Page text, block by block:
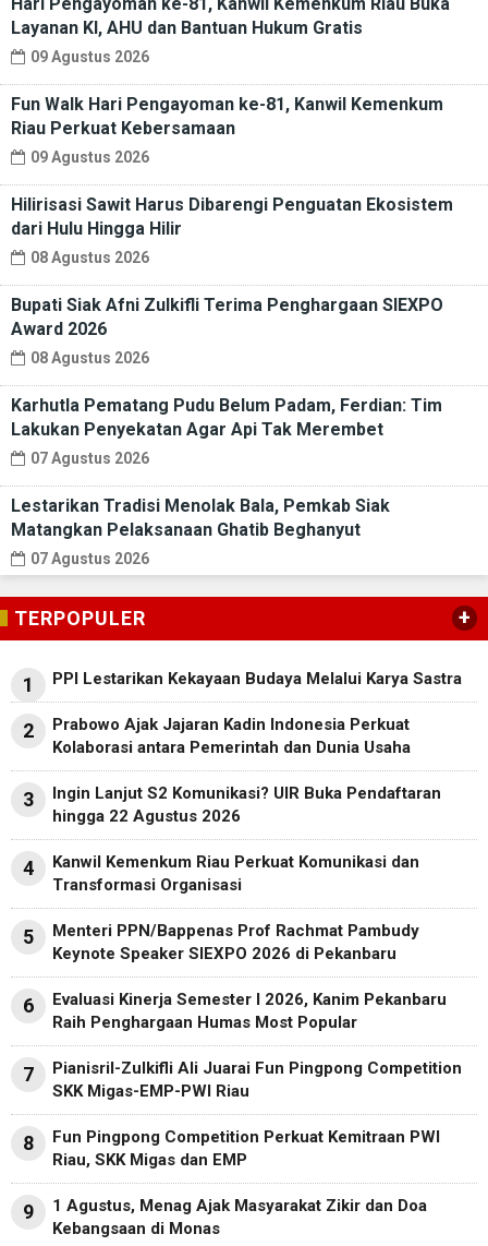
Layanan KI, AHU dan Bantuan Hukum Gratis
09 Agustus 2026
Fun Walk Hari Pengayoman ke-81, Kanwil Kemenkum
Riau Perkuat Kebersamaan
09 Agustus 2026
Hilirisasi Sawit Harus Dibarengi Penguatan Ekosistem
dari Hulu Hingga Hilir
08 Agustus 2026
Bupati Siak Afni Zulkifli Terima Penghargaan SIEXPO
Award 2026
08 Agustus 2026
Karhutla Pematang Pudu Belum Padam, Ferdian: Tim
Lakukan Penyekatan Agar Api Tak Merembet
07 Agustus 2026
Lestarikan Tradisi Menolak Bala, Pemkab Siak
Matangkan Pelaksanaan Ghatib Beghanyut
07 Agustus 2026
TERPOPULER +
1 PPI Lestarikan Kekayaan Budaya Melalui Karya Sastra
2
Prabowo Ajak Jajaran Kadin Indonesia Perkuat
Kolaborasi antara Pemerintah dan Dunia Usaha
3
Ingin Lanjut S2 Komunikasi? UIR Buka Pendaftaran
hingga 22 Agustus 2026
4
Kanwil Kemenkum Riau Perkuat Komunikasi dan
Transformasi Organisasi
5
Menteri PPN/Bappenas Prof Rachmat Pambudy
Keynote Speaker SIEXPO 2026 di Pekanbaru
6
Evaluasi Kinerja Semester I 2026, Kanim Pekanbaru
Raih Penghargaan Humas Most Popular
7
Pianisril-Zulkifli Ali Juarai Fun Pingpong Competition
SKK Migas-EMP-PWI Riau
8
Fun Pingpong Competition Perkuat Kemitraan PWI
Riau, SKK Migas dan EMP
9
1 Agustus, Menag Ajak Masyarakat Zikir dan Doa
Kebangsaan di Monas